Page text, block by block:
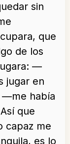
sin
que
de los
—
jugar en
—me había
que
capaz me
es lo